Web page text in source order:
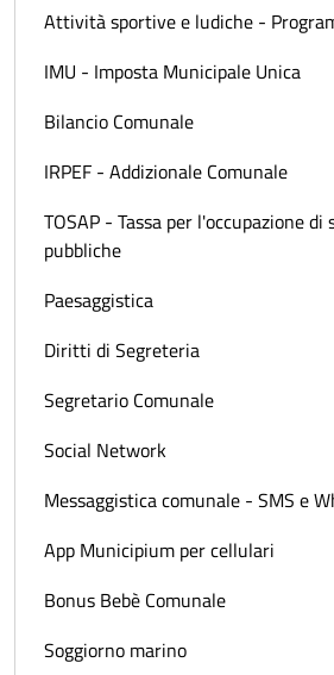
Attività sportive e ludiche -
IMU - Imposta Municipale Unica
Bilancio Comunale
IRPEF - Addizionale Comunale
TOSAP - Tassa per l'occupazione di
pubbliche
Paesaggistica
Diritti di Segreteria
Segretario Comunale
Social Network
Messaggistica comunale - SMS e
App Municipium per cellulari
Bonus Bebè Comunale
Soggiorno marino